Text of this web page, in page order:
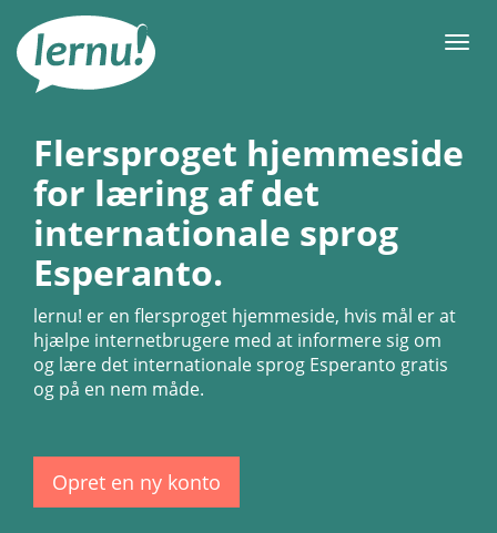
indholdet
Flersproget hjemmeside
for læring af det
internationale sprog
Esperanto.
lernu! er en flersproget hjemmeside, hvis mål er at
hjælpe internetbrugere med at informere sig om
og lære det internationale sprog Esperanto gratis
og på en nem måde.
Opret en ny konto